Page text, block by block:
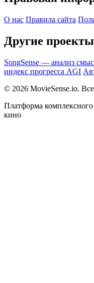
О нас Правила сайта
Другие проекты
SongSense — анализ
индекс прогресса AGI
© 2026 MovieSense.io.
Платформа
кино